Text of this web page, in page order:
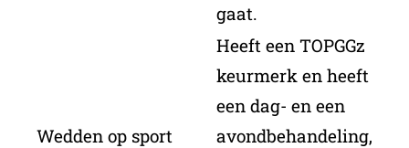
gaat.
Wedden op sport
Heeft een TOPGGz
keurmerk en heeft
een dag- en een
avondbehandeling,